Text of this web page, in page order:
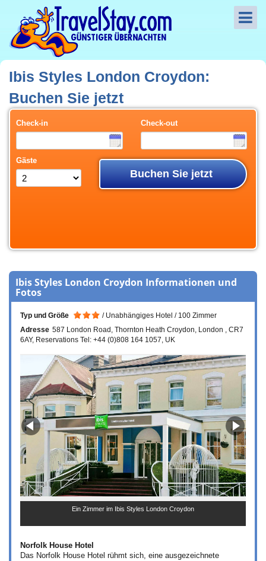
Ibis Styles London Croydon:
Buchen Sie jetzt
Check-in Check-out
Gäste
Buchen Sie jetzt
Ibis Styles London Croydon Informationen und
Fotos
Typ und Größe Unabhängiges Hotel
100 Zimmer
Adresse 587 London Road Thornton Heath Croydon London
CR7
6AY, Reservations Tel: +44 (0)808 164 1057 UK
Ein Zimmer im Ibis Styles London Croydon
Norfolk House Hotel
Das Norfolk House Hotel rühmt sich, eine ausgezeichnete